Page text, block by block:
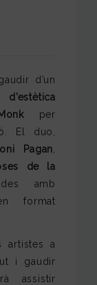
d’un
d’estètica
per
El duo,
Pagan
de la
amb
format
artistes a
i gaudir
assistir